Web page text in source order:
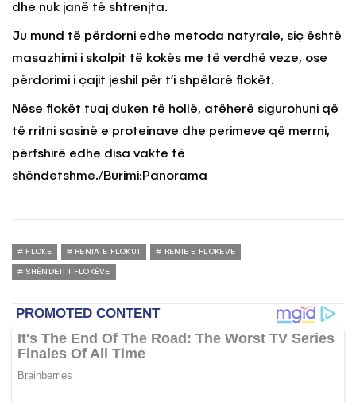
dhe nuk janë të shtrenjta.
Ju mund të përdorni edhe metoda natyrale, siç është
masazhimi i skalpit të kokës me të verdhë veze, ose
përdorimi i çajit jeshil për t’i shpëlarë flokët.
Nëse flokët tuaj duken të hollë, atëherë sigurohuni që
të rritni sasinë e proteinave dhe perimeve që merrni,
përfshirë edhe disa vakte të
shëndetshme./Burimi:Panorama
FLOKE RENIA E FLOKUT RENIE E FLOKEVE
SHËNDETI I FLOKËVE